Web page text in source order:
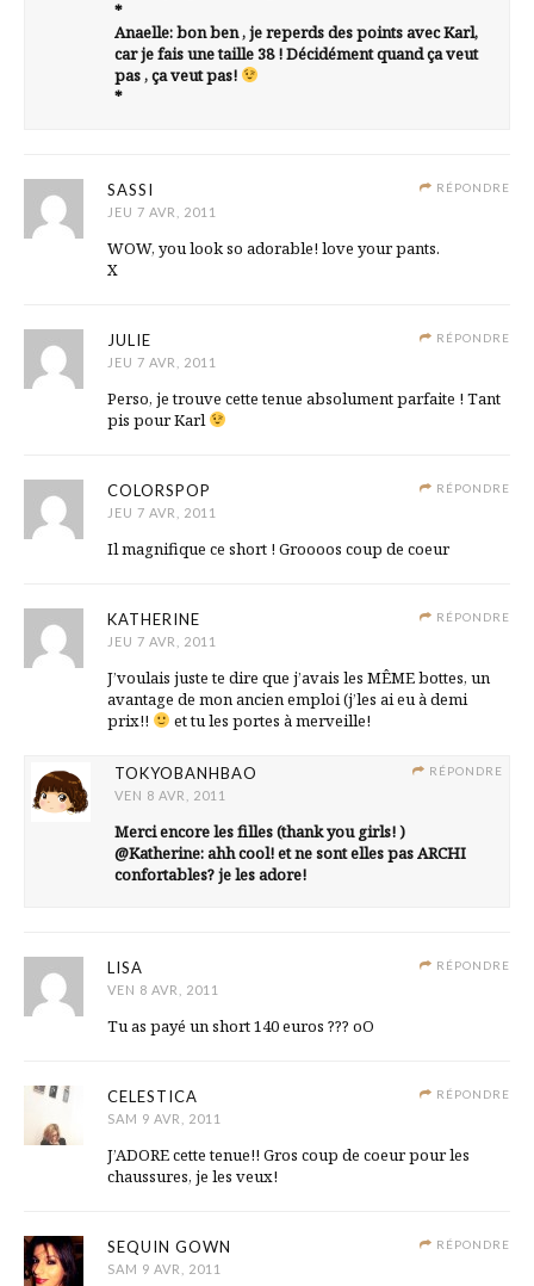
*
Anaelle: bon ben , je reperds des points avec Karl,
car je fais une taille 38 ! Décidément quand ça veut
pas , ça veut pas!
*
RÉPONDRE
SASSI
JEU 7 AVR, 2011
WOW, you look so adorable! love your pants.
X
RÉPONDRE
JULIE
JEU 7 AVR, 2011
Perso, je trouve cette tenue absolument parfaite ! Tant
pis pour Karl
RÉPONDRE
COLORSPOP
JEU 7 AVR, 2011
Il magnifique ce short ! Groooos coup de coeur
RÉPONDRE
KATHERINE
JEU 7 AVR, 2011
J’voulais juste te dire que j’avais les MÊME bottes, un
avantage de mon ancien emploi (j’les ai eu à demi
prix!!
et tu les portes à merveille!
RÉPONDRE
TOKYOBANHBAO
VEN 8 AVR, 2011
Merci encore les filles (thank you girls! )
@Katherine: ahh cool! et ne sont elles pas ARCHI
confortables? je les adore!
RÉPONDRE
LISA
VEN 8 AVR, 2011
Tu as payé un short 140 euros ??? oO
RÉPONDRE
CELESTICA
SAM 9 AVR, 2011
J’ADORE cette tenue!! Gros coup de coeur pour les
chaussures, je les veux!
RÉPONDRE
SEQUIN GOWN
SAM 9 AVR, 2011